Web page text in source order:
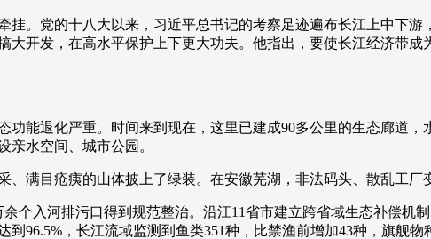
。党的十八大以来，习近平总书记的考察足迹遍布长江上中下
开发，在高水平保护上下更大功夫。他指出，要使长江经济带
能退化严重。时间来到现在，这里已建成90多公里的生态廊道
亲水空间、城市公园。
满目疮痍的山体披上了绿装。在安徽芜湖，非法码头、散乱工厂
个入河排污口得到规范整治。沿江11省市建立跨省域生态补偿机
96.5%，长江流域监测到鱼类351种，比禁渔前增加43种，旗舰物